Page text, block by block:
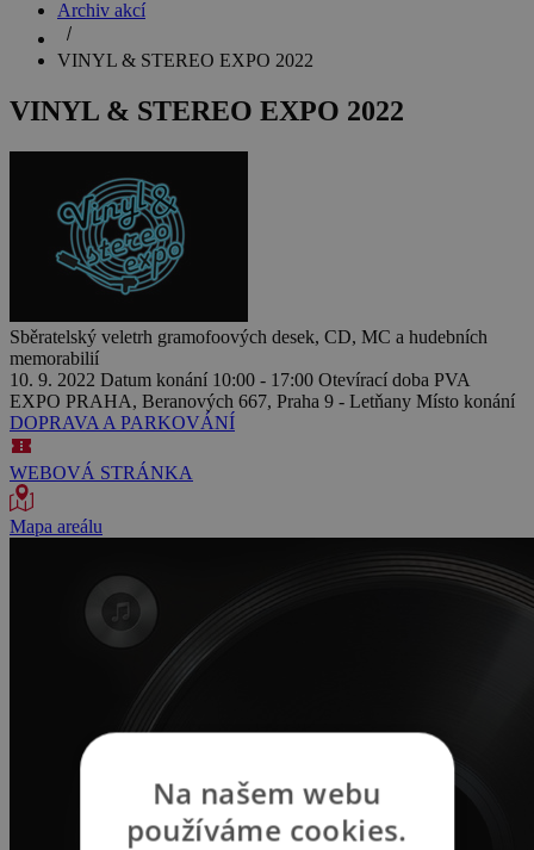
Archiv akcí
VINYL & STEREO EXPO 2022
VINYL & STEREO EXPO 2022
Sběratelský veletrh gramofoových desek, CD, MC a hudebních
memorabilií
10. 9. 2022 Datum konání 10:00 - 17:00 Otevírací doba PVA
EXPO PRAHA, Beranových 667, Praha 9 - Letňany Místo konání
DOPRAVA A PARKOVÁNÍ
WEBOVÁ STRÁNKA
Mapa areálu
Na našem webu
používáme cookies.